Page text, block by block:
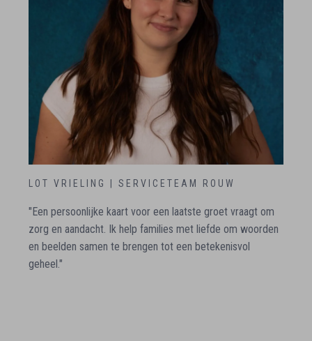
LOT VRIELING | SERVICETEAM ROUW
"Een persoonlijke kaart voor een laatste groet vraagt om
zorg en aandacht. Ik help families met liefde om woorden
en beelden samen te brengen tot een betekenisvol
geheel."